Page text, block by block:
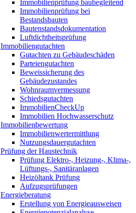
Immobilienprüfung baubegleitend
Immobilienprüfung bei
Bestandsbauten
Bautenstandsdokumentation
Luftdichtheitsprüfung
Immobiliengutachten
Gutachten zu Gebäudeschäden
Parteiengutachten
Beweissicherung des
Gebäudezustandes
Wohnraumvermessung
Schiedsgutachten
ImmobilienCheckUp
Immobilien Hochwasserschutz
Immobilienbewertung
Immobilienwertermittlung
Nutzungsdauergutachten
Prüfung der Haustechnik
Prüfung Elektro-, Heizung-, Klima-,
Lüftungs-, Sanitäranlagen
Heizöltank Prüfung
Aufzugsprüfungen
Energieberatung
Erstellung von Energieausweisen